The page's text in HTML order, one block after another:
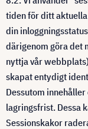
tiden för ditt
din
därigenom göra det
nyttja vår
skapat entydigt
Dessutom
lagringsfrist. Dessa
Sessionskakor